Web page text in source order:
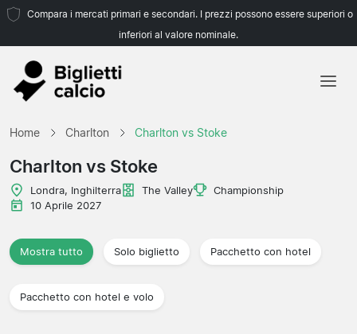
Compara i mercati primari e secondari. I prezzi possono essere superiori o
inferiori al valore nominale.
Home Charlton Charlton vs Stoke
Charlton vs Stoke
Londra, Inghilterra The Valley
Championship
10 Aprile 2027
Mostra tutto Solo biglietto Pacchetto con hotel
Pacchetto con hotel e volo